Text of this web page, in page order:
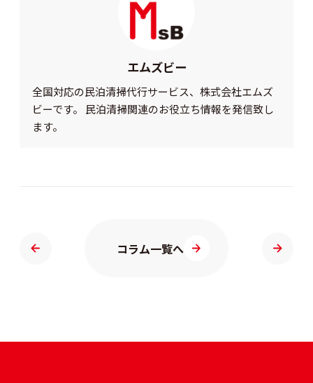
エムズビー
全国対応の民泊清掃代行サービス、株式会社エムズ
ビーです。 民泊清掃関連のお役立ち情報を発信致し
ます。
コラム一覧へ